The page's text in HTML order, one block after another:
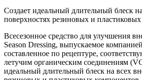
Создает идеальный длительный блеск
поверхностях резиновых и
Всесезонное средство для улучшения
Season Dressing, выпускаемое
составленное по рецептуре,
летучим органическим соединениям
идеальный длительный блеск на всех